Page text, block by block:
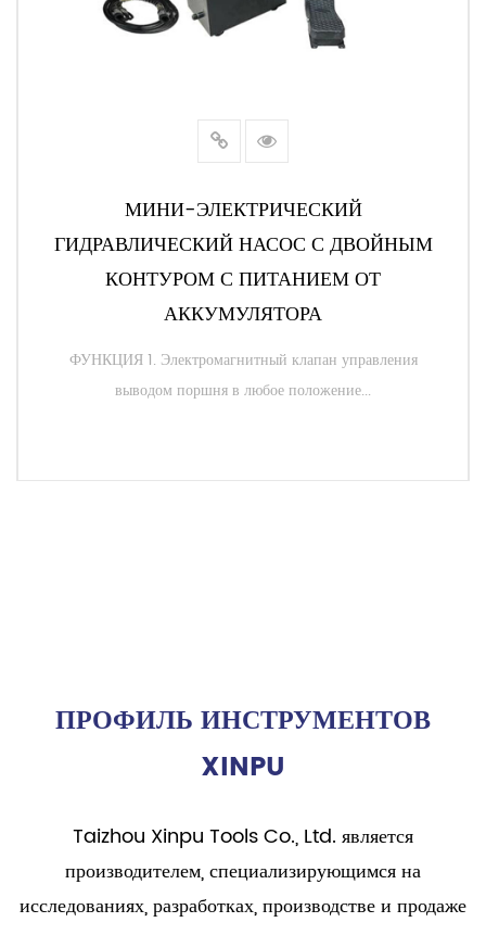
МИНИ-ЭЛЕКТРИЧЕСКИЙ
ГИДРАВЛИЧЕСКИЙ НАСОС С ДВОЙНЫМ
КОНТУРОМ С ПИТАНИЕМ ОТ
АККУМУЛЯТОРА
ФУНКЦИЯ 1. Электромагнитный клапан управления
выводом поршня в любое положение...
ПРОФИЛЬ ИНСТРУМЕНТОВ
XINPU
Taizhou Xinpu Tools Co., Ltd. является
производителем, специализирующимся на
исследованиях, разработках, производстве и продаже